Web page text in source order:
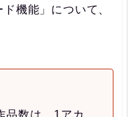
機能」について、
品数は、1アカ